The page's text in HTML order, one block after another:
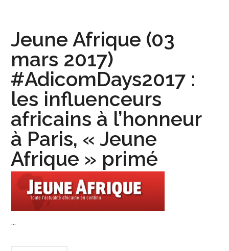
Jeune Afrique (03
mars 2017)
#AdicomDays2017 :
les influenceurs
africains à l’honneur
à Paris, « Jeune
Afrique » primé
...